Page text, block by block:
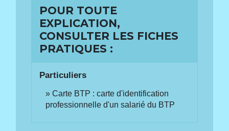
POUR TOUTE
EXPLICATION,
CONSULTER LES FICHES
PRATIQUES :
Particuliers
Carte BTP : carte d'identification
professionnelle d'un salarié du BTP